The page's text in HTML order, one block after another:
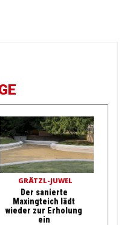
GRÄTZL-JUWEL
Der sanierte
Maxingteich lädt
wieder zur Erholung
ein